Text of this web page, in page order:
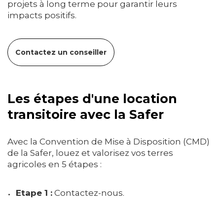
projets à long terme pour garantir leurs
impacts positifs.
Contactez un conseiller
Les étapes d'une location
transitoire avec la Safer
Avec la Convention de Mise à Disposition (CMD)
de la Safer, louez et valorisez vos terres
agricoles en 5 étapes :
Etape 1 : Contactez-nous.